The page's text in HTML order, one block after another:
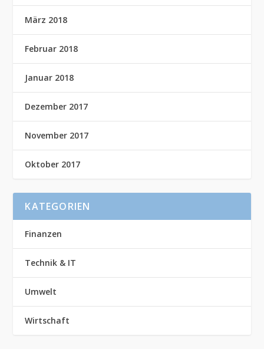
März 2018
Februar 2018
Januar 2018
Dezember 2017
November 2017
Oktober 2017
KATEGORIEN
Finanzen
Technik & IT
Umwelt
Wirtschaft